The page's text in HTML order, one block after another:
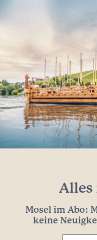
Alles
Mosel im Abo:
keine